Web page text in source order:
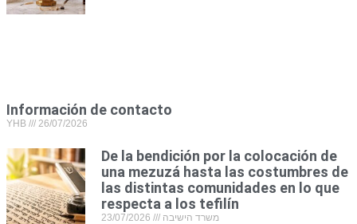
Información de contacto
YHB 26/07/2026
De la bendición por la colocación de
una mezuzá hasta las costumbres de
las distintas comunidades en lo que
respecta a los tefilín
משרד הישיבה 23/07/2026